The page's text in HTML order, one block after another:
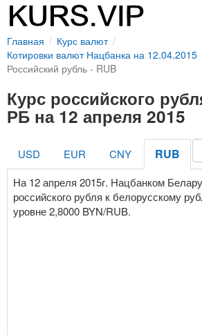
Главная
Курс валют
Котировки валют Нацбанка на 12.04.2015
Российский рубль - RUB
Курс российского
РБ на 12 апреля 2015
USD EUR CNY RUB
На 12 апреля 2015г. Нацбанком
российского рубля к белорусскому
уровне 2,8000 BYN/RUB.